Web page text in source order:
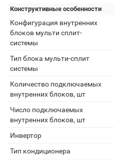
Конструктивные особенности
Конфигурация внутренних
блоков мульти сплит-
системы
Тип блока мульти-сплит
системы
Количество подключаемых
внутренних блоков, шт
Число подключаемых
внутренних блоков, шт
Инвертор
Тип кондиционера